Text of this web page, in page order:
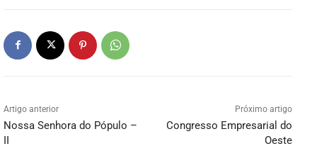
Artigo anterior
Nossa Senhora do Pópulo –
II
Próximo artigo
Congresso Empresarial do
Oeste